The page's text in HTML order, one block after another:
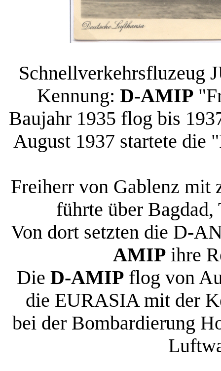
Schnellverkehrsfluzeug
Kennung: D-AMIP
Baujahr 1935 flog bis
August 1937 startete die
Freiherr von Gablenz mit
führte über
Von dort setzten die D-
AMIPihre
Die D-AMIP flog von
die EURASIA mit der
bei der Bombardierung